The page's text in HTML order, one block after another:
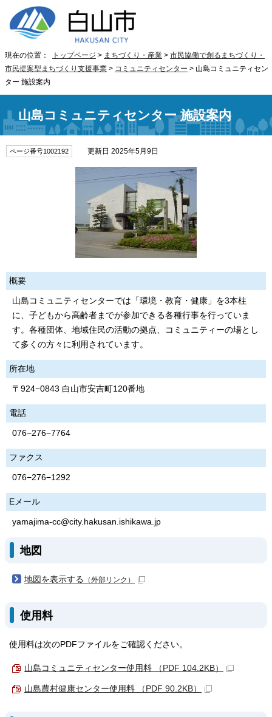
現在の位置： トップページ > まちづくり・産業 > 市民協働で創るまちづくり・
市民提案型まちづくり支援事業 > コミュニティセンター > 山島コミュニティセン
ター 施設案内
山島コミュニティセンター 施設案内
ページ番号1002192 更新日 2025年5月9日
概要
山島コミュニティセンターでは「環境・教育・健康」を3本柱
に、子どもから高齢者までが参加できる各種行事を行っていま
す。各種団体、地域住民の活動の拠点、コミュニティーの場とし
て多くの方々に利用されています。
所在地
〒924−0843 白山市安吉町120番地
電話
076−276−7764
ファクス
076−276−1292
Eメール
yamajima-cc@city.hakusan.ishikawa.jp
地図
地図を表示する （外部リンク）
使用料
使用料は次のPDFファイルをご確認ください。
山島コミュニティセンター使用料 （PDF 104.2KB）
山島農村健康センター使用料 （PDF 90.2KB）